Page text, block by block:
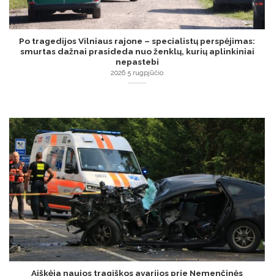
Po tragedijos Vilniaus rajone – specialistų perspėjimas:
smurtas dažnai prasideda nuo ženklų, kurių aplinkiniai
nepastebi
2026 5 rugpjūčio
Aiškėja naujos tragiškos avarijos prie Nemenčinės